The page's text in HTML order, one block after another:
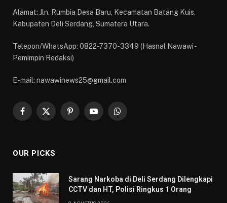
Alamat: Jln. Rumbia Desa Baru, Kecamatan Batang Kuis,
Kabupaten Deli Serdang, Sumatera Utara.
Telepon/WhatsApp: 0822-7370-3349 (Hasnal Nawawi -
Pemimpin Redaksi)
E-mail: nawawinews25@gmail.com
Facebook
X
PinterestYouTubeWhatsApp
OUR PICKS
Sarang Narkoba di Deli Serdang Dilengkapi
CCTV dan HT, Polisi Ringkus 1 Orang